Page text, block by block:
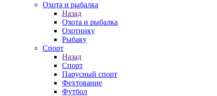
Охота и рыбалка
Назад
Охота и рыбалка
Охотнику
Рыбаку
Спорт
Назад
Спорт
Парусный спорт
Фехтование
Футбол